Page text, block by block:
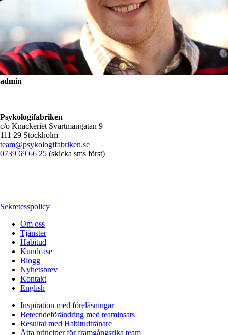
admin
Psykologifabriken
c/o Knackeriet Svartmangatan 9
111 29 Stockholm
team@psykologifabriken.se
0739 69 66 25 (skicka sms först)
Sekretesspolicy
Om oss
Tjänster
Habitud
Kundcase
Blogg
Nyhetsbrev
Kontakt
English
Inspiration med föreläsningar
Beteendeförändring med teaminsats
Resultat med Habitudtränare
Åtta principer för framgångsrika team